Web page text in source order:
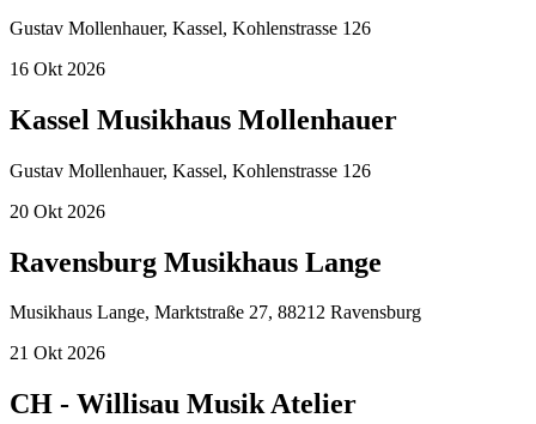
Gustav Mollenhauer, Kassel, Kohlenstrasse 126
16 Okt 2026
Kassel Musikhaus Mollenhauer
Gustav Mollenhauer, Kassel, Kohlenstrasse 126
20 Okt 2026
Ravensburg Musikhaus Lange
Musikhaus Lange, Marktstraße 27, 88212 Ravensburg
21 Okt 2026
CH - Willisau Musik Atelier